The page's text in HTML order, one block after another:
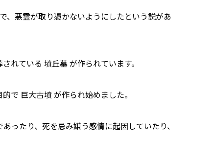
、悪霊が取り憑かないようにしたという説があ
れている 墳丘墓 が作られています。
で 巨大古墳 が作られ始めました。
ったり、死を忌み嫌う感情に起因していたり、